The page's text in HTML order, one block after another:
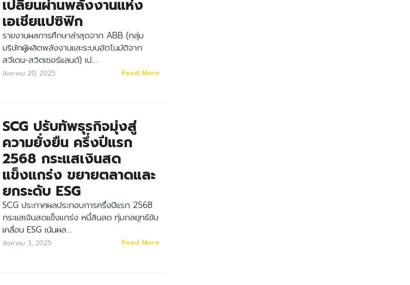
Search
เปลี่ยนผ่านพลังงานแห่ง
เอเชียแปซิฟิก
รายงานผลการศึกษาล่าสุดจาก ABB (กลุ่ม
บริษัทผู้ผลิตพลังงานและระบบอัตโนมัติจาก
สวีเดน-สวิตเซอร์แลนด์) เป…
สิงหาคม 20, 2025 Read More
SCG ปรับทัพธุรกิจมุ่งสู่
ความยั่งยืน ครึ่งปีแรก
2568 กระแสเงินสด
แข็งแกร่ง ขยายตลาดและ
ยกระดับ ESG
SCG ประกาศผลประกอบการครึ่งปีแรก 2568
กระแสเงินสดแข็งแกร่ง หนี้สินลด ทุ่มกลยุทธ์ขับ
เคลื่อน ESG เน้นผล…
สิงหาคม 3, 2025 Read More